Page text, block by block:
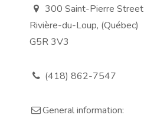
a
d
e
300 Saint-Pierre Street
Rivière-du-Loup, (Québec)
G5R 3V3
p
e
(418) 862-7547
eGeneral information: